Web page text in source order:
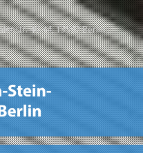
40-44, 13597 Berlin